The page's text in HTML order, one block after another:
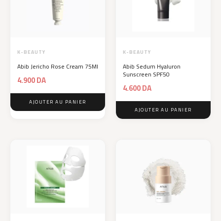
K-BEAUTY
Abib Jericho Rose Cream 75Ml
4.900DA
AJOUTER AU PANIER
K-BEAUTY
Abib Sedum Hyaluron
Sunscreen SPF50
4.600DA
AJOUTER AU PANIER